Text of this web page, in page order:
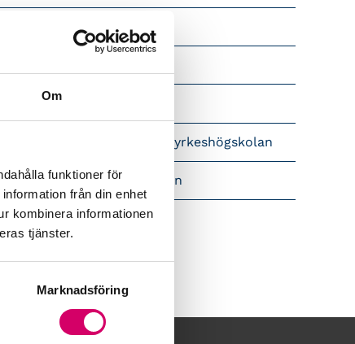
Om
funktioner för
från din enhet
kombinera informationen
tjänster.
Marknadsföring
Konsulten
oss i sociala medier
brev till Myndigheten för yrkeshögskolan
i lönebranschen